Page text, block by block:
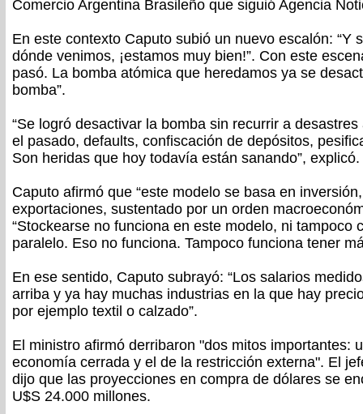
Comercio Argentina Brasileño que siguió Agencia
En este contexto Caputo subió un nuevo escalón: “Y
dónde venimos, ¡estamos muy bien!”. Con este
pasó. La bomba atómica que heredamos ya se
bomba”.
“Se logró desactivar la bomba sin recurrir a
el pasado, defaults, confiscación de depósitos,
Son heridas que hoy todavía están sanando”, explicó.
Caputo afirmó que “este modelo se basa en
exportaciones, sustentado por un orden
“Stockearse no funciona en este modelo, ni tampoco
paralelo. Eso no funciona. Tampoco funciona tener
En ese sentido, Caputo subrayó: “Los salarios
arriba y ya hay muchas industrias en la que hay
por ejemplo textil o calzado”.
El ministro afirmó derribaron "dos mitos importantes:
economía cerrada y el de la restricción externa". El
dijo que las proyecciones en compra de dólares se
U$S 24.000 millones.